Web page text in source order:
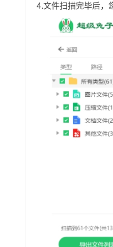
4.文件扫描完毕后，